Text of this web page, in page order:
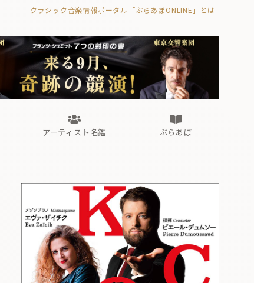
クラシック音楽情報ポータル「ぶらあぼONLINE」とは
ぶらあぼブラス！
フォルテピアノ・オデッセイ
アーティスト名鑑 ぶらあぼ
ぶらあぼブラス！
フォルテピアノ・オデッセイ